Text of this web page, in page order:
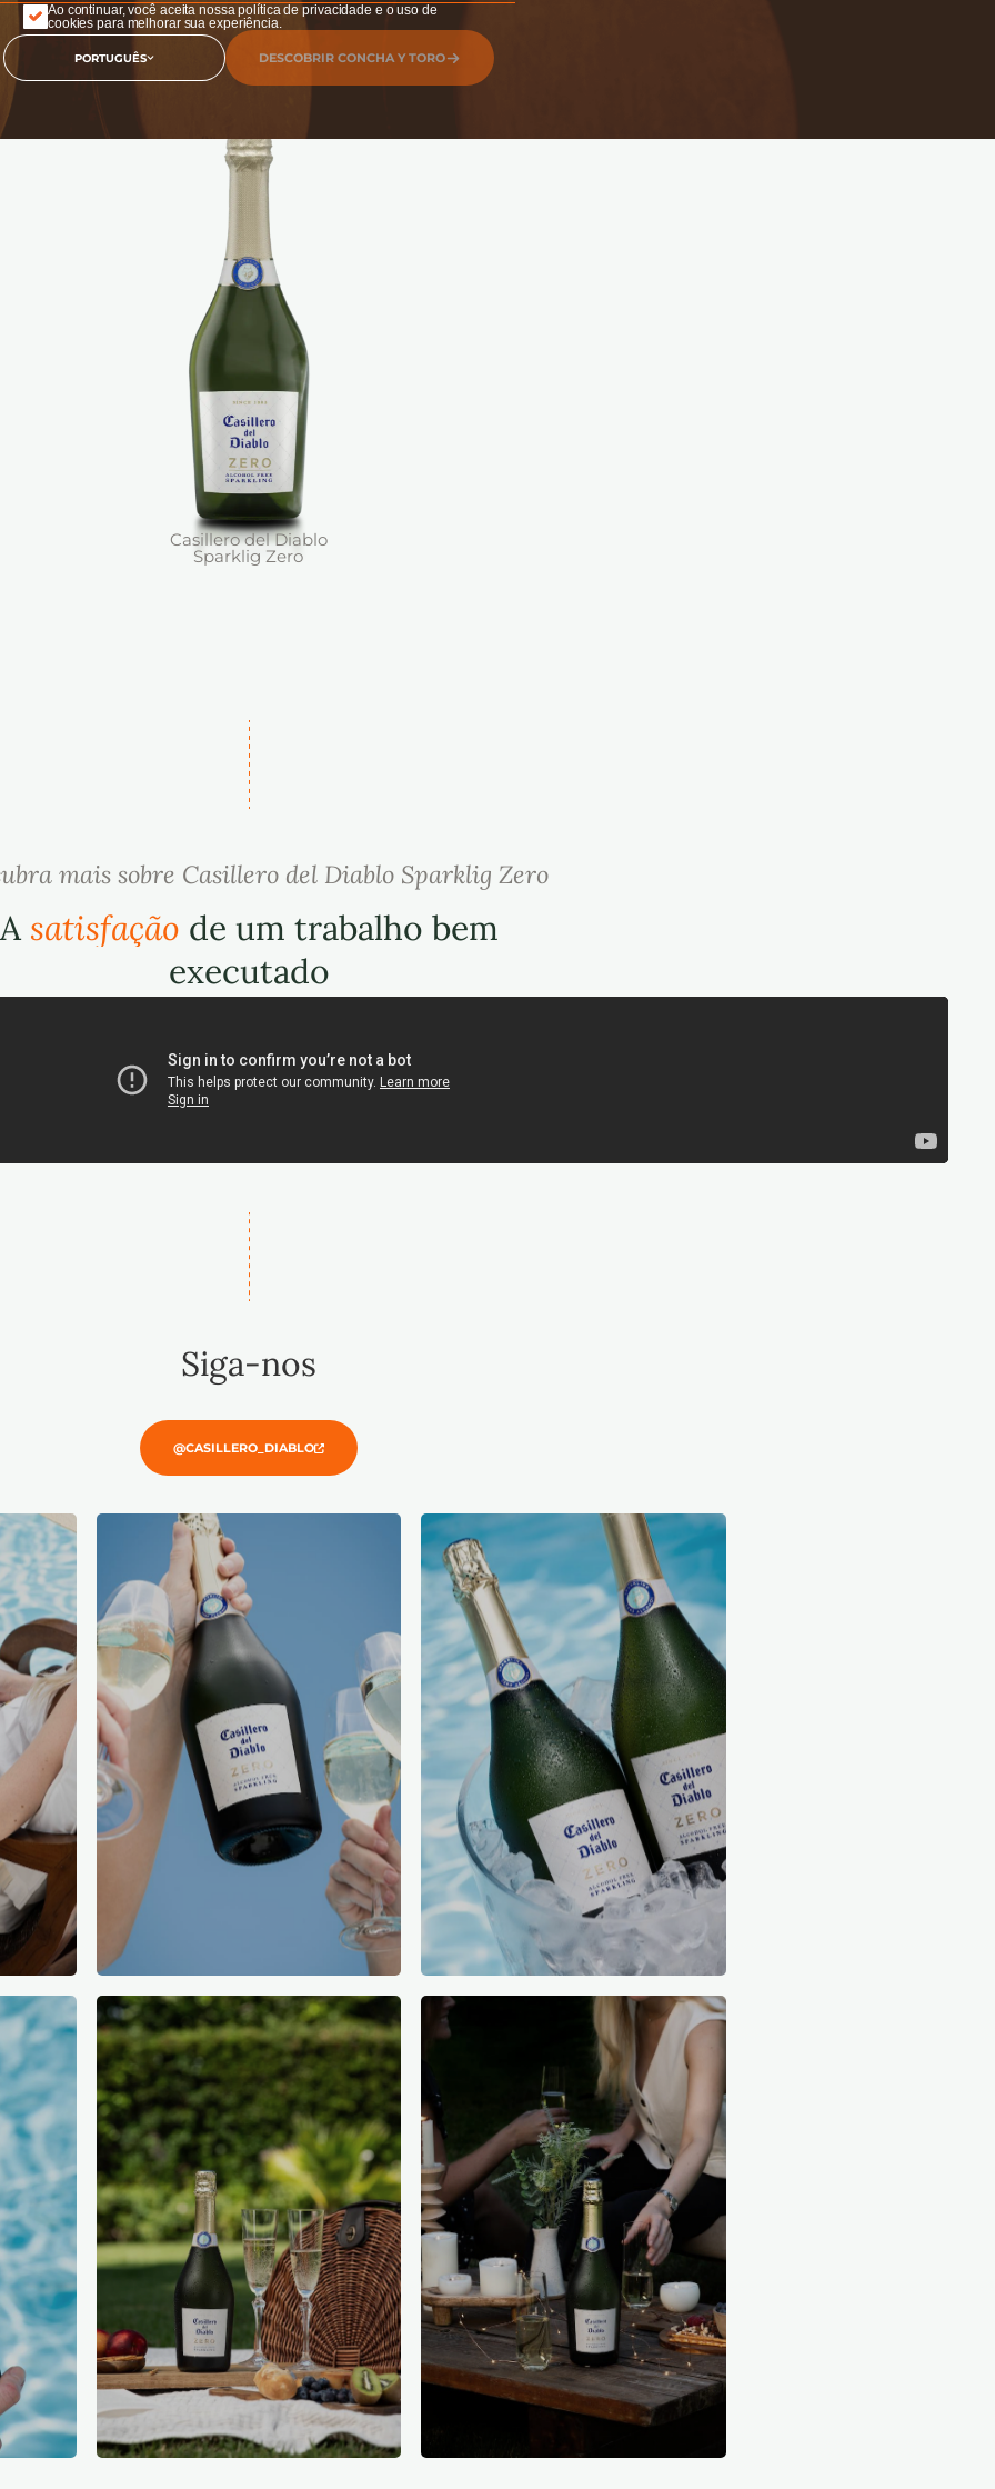
Ao continuar, você aceita nossa política de privacidade e o uso de
cookies para melhorar sua experiência.
PORTUGUÊS DESCOBRIR CONCHA Y TORO
Casillero del Diablo
Sparklig Zero
mais sobre Casillero del Diablo Sparklig Zero
A satisfação de um trabalho bem
executado
Siga-nos
@CASILLERO_DIABLO